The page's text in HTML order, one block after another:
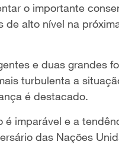
o importante
alto nível na
e duas grandes
turbulenta a
é destacado.
imparável e a
das Nações